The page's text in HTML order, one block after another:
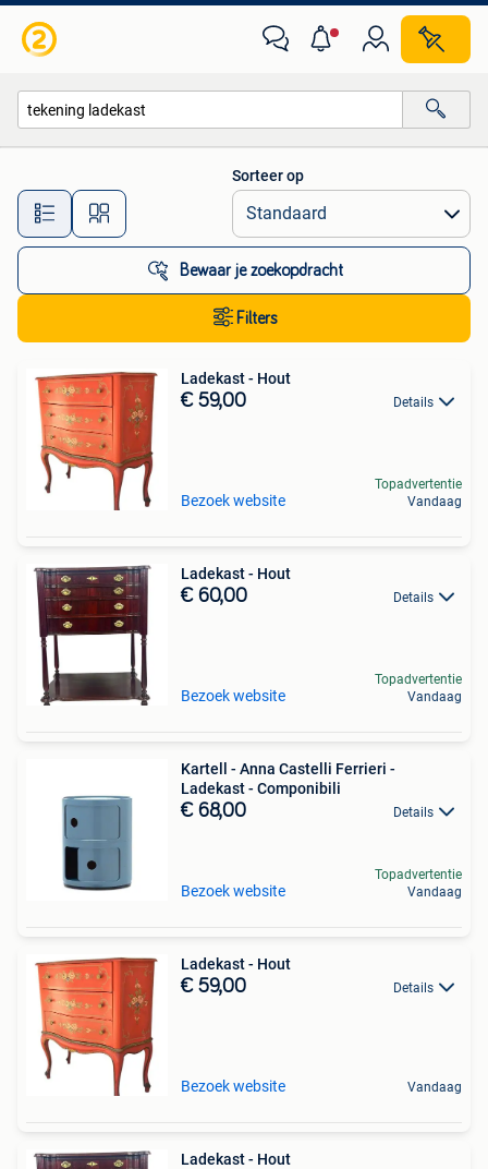
Alle afstanden…
Sorteer op
Bewaar je zoekopdracht
Filters
Ladekast - Hout
€ 59,00 Details
Bezoek website
Topadvertentie
Vandaag
Ladekast - Hout
€ 60,00 Details
Bezoek website
Topadvertentie
Vandaag
Kartell - Anna Castelli Ferrieri -
Ladekast - Componibili
€ 68,00 Details
Bezoek website
Topadvertentie
Vandaag
Ladekast - Hout
€ 59,00 Details
Bezoek website Vandaag
Ladekast - Hout